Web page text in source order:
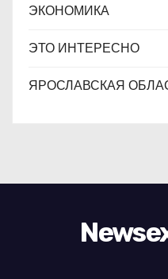
ЭКОНОМИКА
ЭТО ИНТЕРЕСНО
ЯРОСЛАВСКАЯ